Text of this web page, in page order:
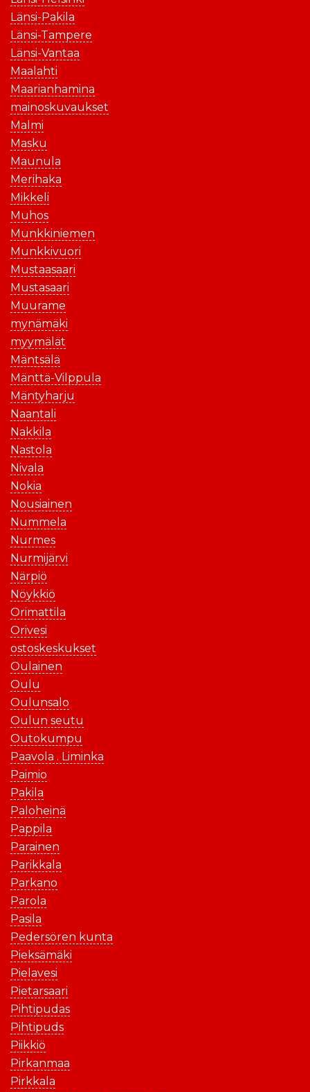
Länsi-Pakila
Länsi-Tampere
Länsi-Vantaa
Maalahti
Maarianhamina
mainoskuvaukset
Malmi
Masku
Maunula
Merihaka
Mikkeli
Muhos
Munkkiniemen
Munkkivuori
Mustaasaari
Mustasaari
Muurame
mynämäki
myymälät
Mäntsälä
Mänttä-Vilppula
Mäntyharju
Naantali
Nakkila
Nastola
Nivala
Nokia
Nousiainen
Nummela
Nurmes
Nurmijärvi
Närpiö
Nöykkiö
Orimattila
Orivesi
ostoskeskukset
Oulainen
Oulu
Oulunsalo
Oulun seutu
Outokumpu
Paavola . Liminka
Paimio
Pakila
Paloheinä
Pappila
Parainen
Parikkala
Parkano
Parola
Pasila
Pedersören kunta
Pieksämäki
Pielavesi
Pietarsaari
Pihtipudas
Pihtipuds
Piikkiö
Pirkanmaa
Pirkkala